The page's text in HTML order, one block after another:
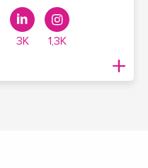
3K 1,3K